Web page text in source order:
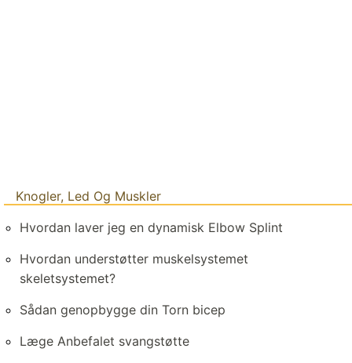
Knogler, Led Og Muskler
Hvordan laver jeg en dynamisk Elbow Splint
Hvordan understøtter muskelsystemet
skeletsystemet?
Sådan genopbygge din Torn bicep
Læge Anbefalet svangstøtte